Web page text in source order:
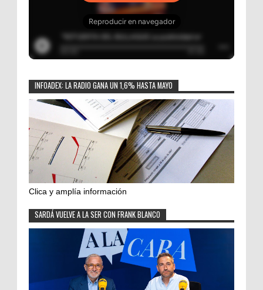
INFOADEX: LA RADIO GANA UN 1,6% HASTA MAYO
Clica y amplía información
SARDÁ VUELVE A LA SER CON FRANK BLANCO